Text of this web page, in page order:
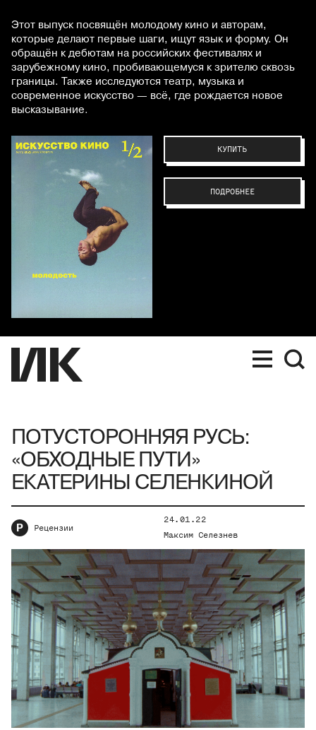
Этот выпуск посвящён молодому кино и авторам,
которые делают первые шаги, ищут язык и форму. Он
обращён к дебютам на российских фестивалях и
зарубежному кино, пробивающемуся к зрителю сквозь
границы. Также исследуются театр, музыка и
современное искусство — всё, где рождается новое
высказывание.
КУПИТЬ
ПОДРОБНЕЕ
ПОТУСТОРОННЯЯ РУСЬ:
«ОБХОДНЫЕ ПУТИ»
ЕКАТЕРИНЫ СЕЛЕНКИНОЙ
Р Рецензии
24.01.22
Максим Селезнев